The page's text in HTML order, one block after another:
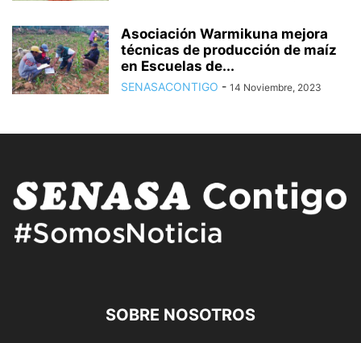
Asociación Warmikuna mejora
técnicas de producción de maíz
en Escuelas de...
SENASACONTIGO - 14 Noviembre, 2023
SOBRE NOSOTROS